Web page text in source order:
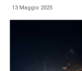
13 Maggio 2025